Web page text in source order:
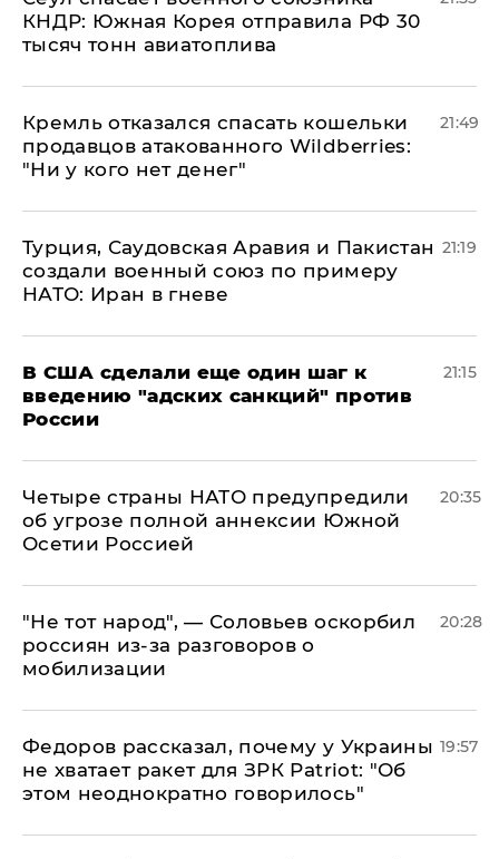
КНДР: Южная Корея отправила РФ 30
тысяч тонн авиатоплива
Кремль отказался спасать кошельки
продавцов атакованного Wildberries:
"Ни у кого нет денег"
21:49
Турция, Саудовская Аравия и Пакистан
создали военный союз по примеру
НАТО: Иран в гневе
21:19
В США сделали еще один шаг к
введению "адских санкций" против
России
21:15
Четыре страны НАТО предупредили
об угрозе полной аннексии Южной
Осетии Россией
20:35
​"Не тот народ", — Соловьев оскорбил
россиян из-за разговоров о
мобилизации
20:28
Федоров рассказал, почему у Украины
не хватает ракет для ЗРК Patriot: "Об
этом неоднократно говорилось"
19:57